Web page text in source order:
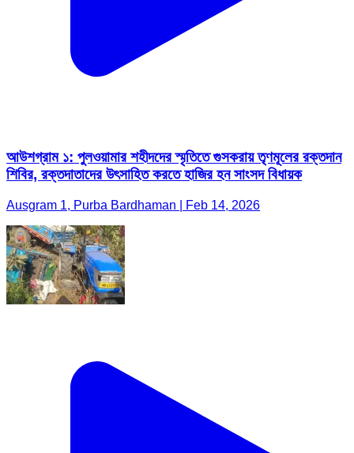
আউশগ্রাম ১: পুলওয়ামার শহীদদের স্মৃতিতে গুসকরায় তৃণমূলের রক্তদান
শিবির, রক্তদাতাদের উৎসাহিত করতে হাজির হন সাংসদ বিধায়ক
Ausgram 1, Purba Bardhaman | Feb 14, 2026